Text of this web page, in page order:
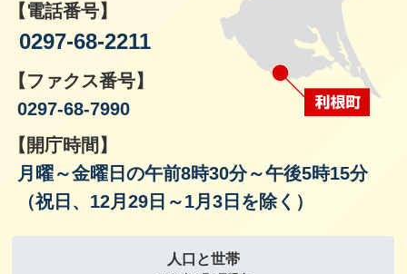
【電話番号】
0297-68-2211
【ファクス番号】
0297-68-7990
【開庁時間】
月曜～金曜日の午前8時30分～午後5時15分
（祝日、12月29日～1月3日を除く）